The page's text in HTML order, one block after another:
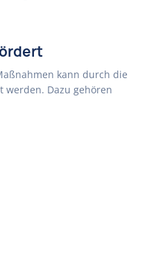
kann durch die
werden. Dazu gehören